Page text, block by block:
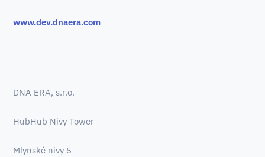
www.dev.dnaera.com
DNA ERA, s.r.o.
HubHub Nivy Tower
Mlynské nivy 5